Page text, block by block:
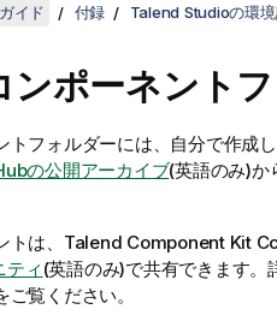
イド 付録 Talend Studioの環
ンポーネント
トフォルダーには、自分で作成
の公開アーカイブ(英語のみ)か
は、 Talend Component Kit
ティ (英語のみ)で共有できます。
ご覧ください。